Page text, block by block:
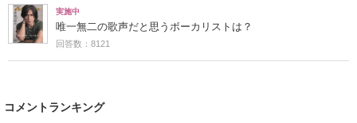
実施中
唯一無二の歌声だと思うボーカリストは？
回答数：8121
コメントランキング